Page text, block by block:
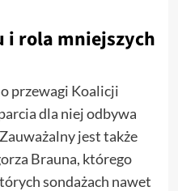
i rola mniejszych
przewagi Koalicji
dla niej odbywa
jest także
Brauna, którego
sondażach nawet